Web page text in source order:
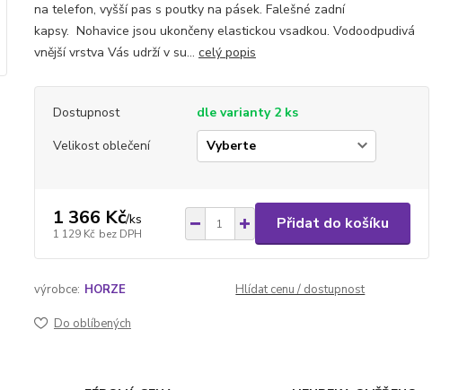
na telefon, vyšší pas s poutky na pásek. Falešné zadní
kapsy. Nohavice jsou ukončeny elastickou vsadkou. Vodoodpudivá
vnější vrstva Vás udrží v su... celý popis
Dostupnost
dle varianty 2 ks
Velikost oblečení
1 366 Kč/ks
1 129 Kč bez DPH
Přidat do košíku
výrobce: HORZE Hlídat cenu / dostupnost
Do oblíbených